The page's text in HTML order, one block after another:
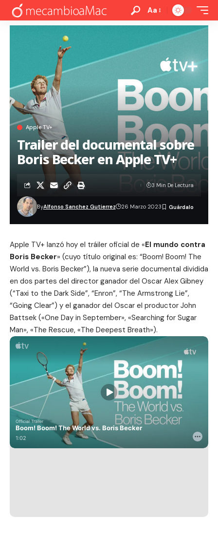
Aa
Apple TV+
Trailer del documental sobre
Boris Becker en Apple TV+
ByAlfonso Sanchez Gutierrez 26 Marzo 2023
3 Min De Lectura
Apple TV+ lanzó hoy el tráiler oficial de «El mundo contra
Boris Becker» (cuyo título original es: “Boom! Boom! The
World vs. Boris Becker”), la nueva serie documental dividida
en dos partes del director ganador del Oscar Alex Gibney
(“Taxi to the Dark Side”, “Enron”, “The Armstrong Lie”,
“Going Clear”) y el ganador del Oscar el productor John
Battsek («One Day in September», «Searching for Sugar
Man», «The Rescue, «The Deepest Breath»).